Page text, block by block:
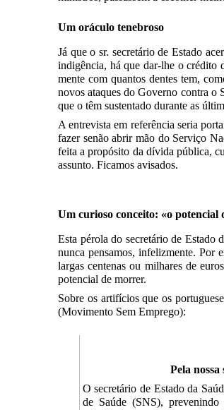
Um oráculo tenebroso
Já que o sr. secretário de Estado
indigência, há que dar-lhe o crédito
mente com quantos dentes tem,
novos ataques do Governo contra o
que o têm sustentado durante as
A entrevista em referência seria
fazer senão abrir mão do Serviço
feita a propósito da dívida pública,
assunto. Ficamos avisados.
Um curioso conceito: «o potencial
Esta pérola do secretário de Estado
nunca pensamos, infelizmente. Por
largas centenas ou milhares de
potencial de morrer.
Sobre os artifícios que os
(Movimento Sem Emprego):
Pela
O secretário de Estado da
de Saúde (SNS),